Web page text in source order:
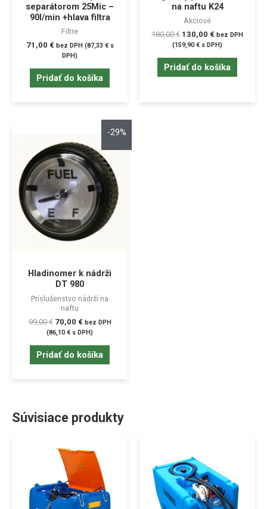
separátorom 25Mic –
90l/min +hlava filtra
Filtre
71,00 € bez DPH (87,33 €s
DPH)
Pridať do košíka
na naftu K24
Akciové
180,00€ 130,00 € bez DPH
(159,90€ s DPH)
Pridať do košíka
-29%
Hladinomer k nádrži
DT 980
Príslušenstvo nádrží na
naftu
99,00€ 70,00 € bez DPH
(86,10€ s DPH)
Pridať do košíka
Súvisiace produkty